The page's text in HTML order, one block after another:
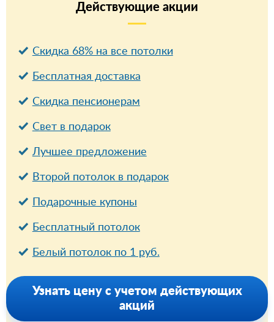
Действующие акции
Скидка 68% на все потолки
Бесплатная доставка
Cкидка пенсионерам
Свет в подарок
Лучшее предложение
Второй потолок в подарок
Подарочные купоны
Бесплатный потолок
Белый потолок по 1 руб.
Узнать цену с учетом действующих
акций